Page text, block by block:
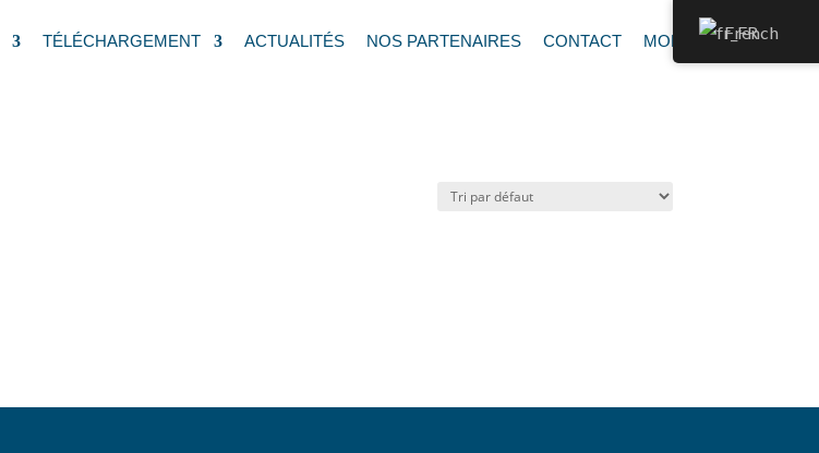
TÉLÉCHARGEMENT ACTUALITÉS NOS PARTENAIRES CONTACT MON DEVISFrench